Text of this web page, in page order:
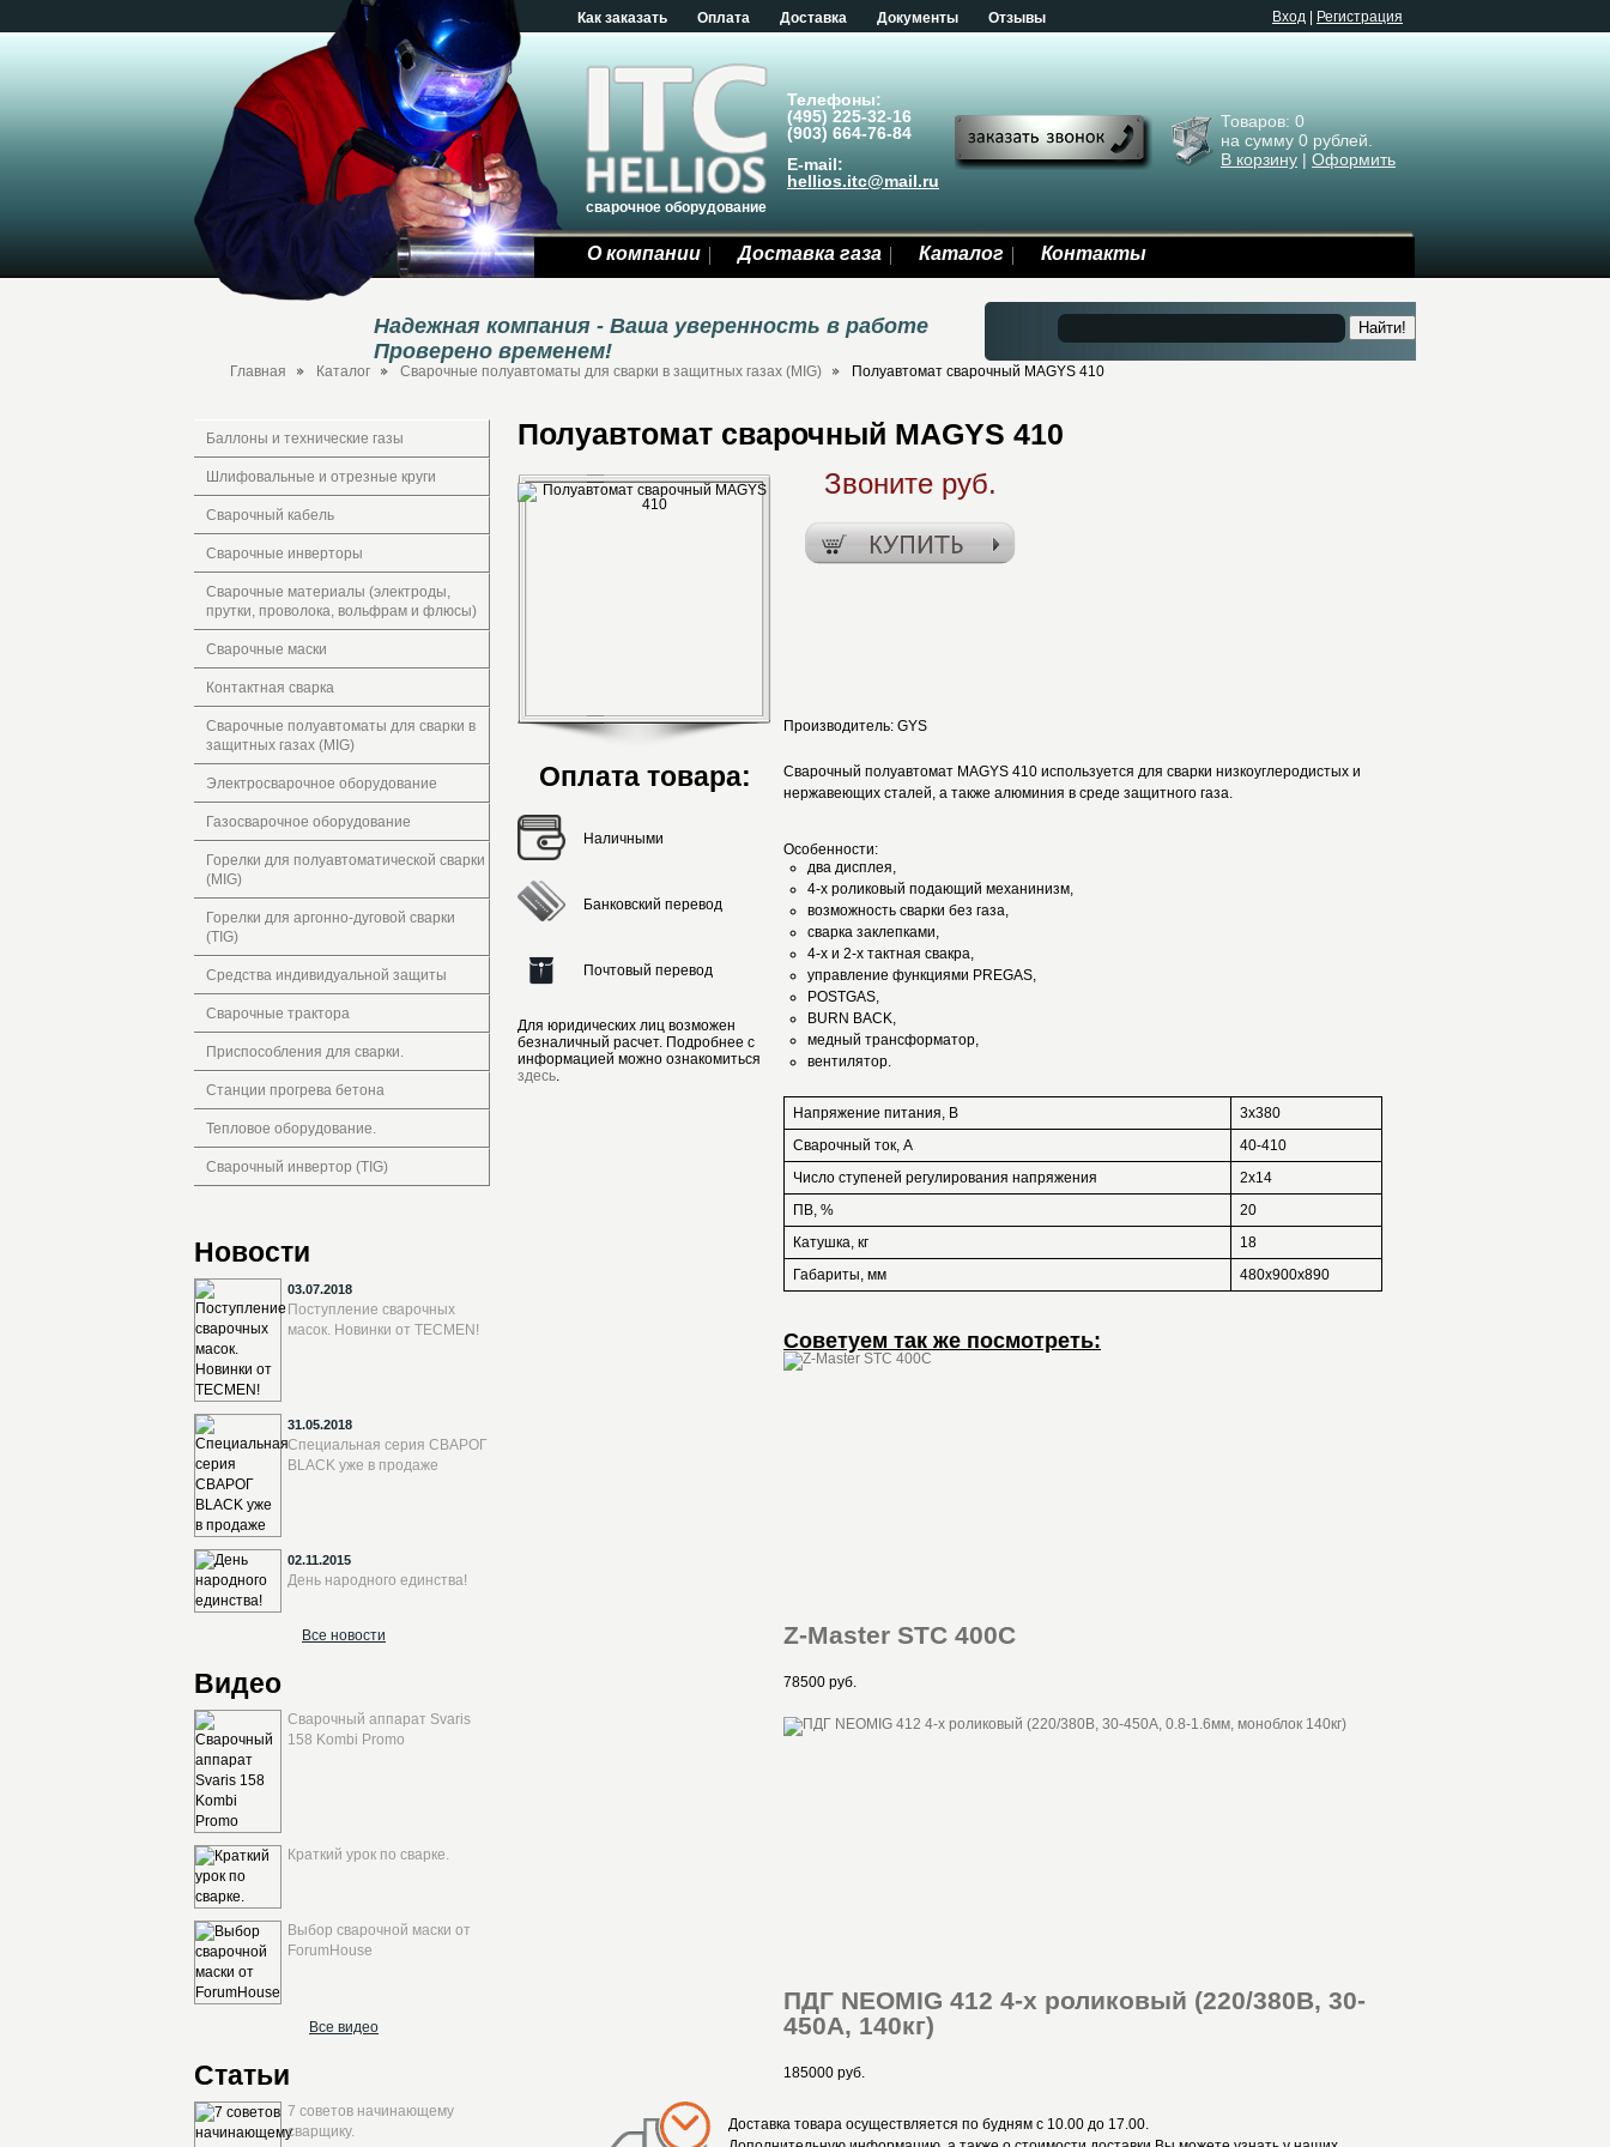
Как заказать Оплата Доставка Документы Отзывы Bход Регистрация
сварочное оборудование
Телефоны:
(495) 225-32-16
(903) 664-76-84
E-mail:
hellios.itc@mail.ru
Товаров: 0
на сумму 0 рублей.
В корзину | Оформить
О компании Доставка газа Каталог Контакты
Надежная компания - Ваша уверенность в работе
Проверено временем!
Найти!
Главная Каталог Сварочные полуавтоматы для сварки в защитных газах (MIG) Полуавтомат сварочный MAGYS 410
Баллоны и технические газы
Шлифовальные и отрезные круги
Сварочный кабель
Сварочные инверторы
Сварочные материалы (электроды,
прутки, проволока, вольфрам и флюсы)
Сварочные маски
Контактная сварка
Сварочные полуавтоматы для сварки в
защитных газах (MIG)
Электросварочное оборудование
Газосварочное оборудование
Горелки для полуавтоматической сварки
(MIG)
Горелки для аргонно-дуговой сварки
(TIG)
Средства индивидуальной защиты
Сварочные трактора
Приспособления для сварки.
Станции прогрева бетона
Тепловое оборудование.
Сварочный инвертор (TIG)
Новости
03.07.2018
Поступление сварочных
масок. Новинки от TECMEN!
31.05.2018
Специальная серия СВАРОГ
BLACK уже в продаже
02.11.2015
День народного единства!
Все новости
Видео
Сварочный аппарат Svaris
158 Kombi Promo
Краткий урок по сварке.
Выбор сварочной маски от
ForumHouse
Все видео
Статьи
7 советов начинающему
сварщику.
Полуавтомат сварочный MAGYS 410
Оплата товара:
Наличными
Банковский перевод
Почтовый перевод
Для юридических лиц возможен
безналичный расчет. Подробнее с
информацией можно ознакомиться
здесь.
Звоните руб.
Производитель: GYS
Сварочный полуавтомат MAGYS 410 используется для сварки низкоуглеродистых и
нержавеющих сталей, а также алюминия в среде защитного газа.
Особенности:
два дисплея,
4-х роликовый подающий механинизм,
возможность сварки без газа,
сварка заклепками,
4-х и 2-х тактная свакра,
управление функциями PREGAS,
POSTGAS,
BURN BACK,
медный трансформатор,
вентилятор.
Напряжение питания, В
3x380
Сварочный ток, А
40-410
Число ступеней регулирования напряжения
2х14
ПВ, %
20
Катушка, кг
18
Габариты, мм
480х900х890
Советуем так же посмотреть:
Z-Master STC 400C
78500 руб.
ПДГ NEOMIG 412 4-х роликовый (220/380В, 30-
450А, 140кг)
185000 руб.
Доставка товара осуществляется по будням с 10.00 до 17.00.